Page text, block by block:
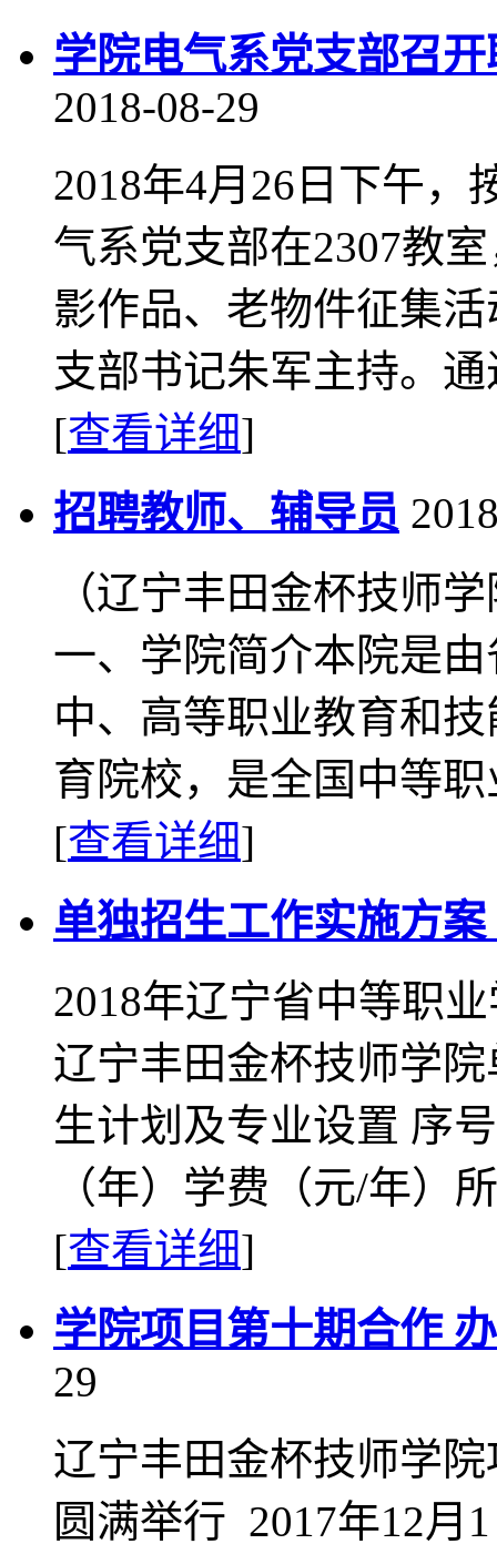
学院电气系党支部召
2018-08-29
2018年4月26日下午，
气系党支部在2307教
影作品、老物件征集
支部书记朱军主持。
[查看详细]
招聘教师、辅导员
（辽宁丰田金杯技师
一、学院简介本院是
中、高等职业教育和
育院校，是全国中等
[查看详细]
单独招生工作实施方
2018年辽宁省中等职
辽宁丰田金杯技师学
生计划及专业设置 序
（年）学费（元/年）
[查看详细]
学院项目第十期合作
29
辽宁丰田金杯技师学
圆满举行 2017年12月